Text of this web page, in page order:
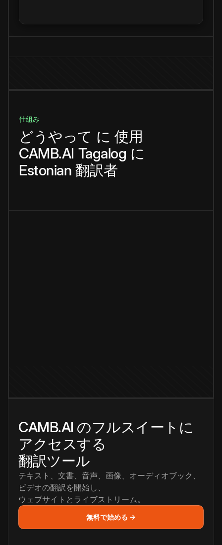
仕組み
どうやって に 使用
CAMB.AI Tagalog に
Estonian 翻訳者
CAMB.AI のフルスイートに
アクセスする
翻訳ツール
テキスト、文書、音声、画像、オーディオブック、
ビデオの翻訳を開始し、
ウェブサイトとライブストリーム。
無料で始める →